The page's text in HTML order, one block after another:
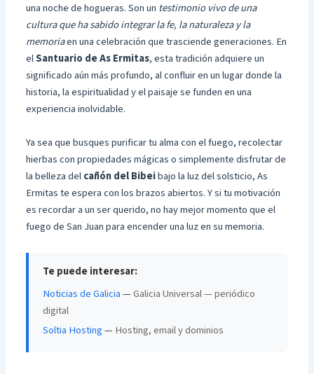
una noche de hogueras. Son un testimonio vivo de una
cultura que ha sabido integrar la fe, la naturaleza y la
memoriaen una celebración que trasciende generaciones. En
elSantuario de As Ermitas, esta tradición adquiere un
significado aún más profundo, al confluir en un lugar donde la
historia, la espiritualidad y el paisaje se funden en una
experiencia inolvidable.
Ya sea que busques purificar tu alma con el fuego, recolectar
hierbas con propiedades mágicas o simplemente disfrutar de
la belleza delcañón del Bibeibajo la luz del solsticio, As
Ermitas te espera con los brazos abiertos. Y si tu motivación
es recordar a un ser querido, no hay mejor momento que el
fuego de San Juan para encender una luz en su memoria.
Te puede interesar:
Noticias de Galicia—Galicia Universal — periódico
digital
Soltia Hosting— Hosting, email y dominios